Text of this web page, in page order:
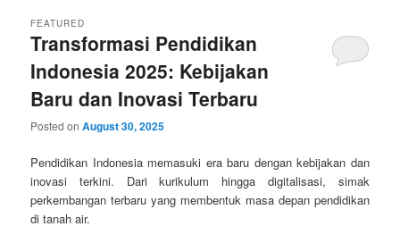
Transformasi Pendidikan
Indonesia 2025: Kebijakan
Baru dan Inovasi Terbaru
FEATURED
Posted onAugust 30, 2025
Pendidikan Indonesia memasuki era baru dengan kebijakan dan
inovasi terkini. Dari kurikulum hingga digitalisasi, simak
perkembangan terbaru yang membentuk masa depan pendidikan
di tanah air.